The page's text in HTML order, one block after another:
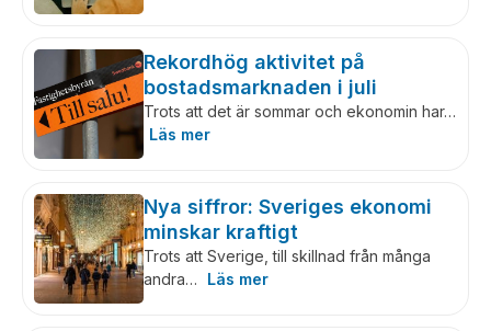
Rekordhög aktivitet på
bostadsmarknaden i juli
Trots att det är sommar och ekonomin har…
Läs mer
Nya siffror: Sveriges ekonomi
minskar kraftigt
Trots att Sverige, till skillnad från många
andra…
Läs mer